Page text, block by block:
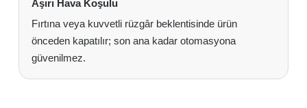
Aşırı Hava Koşulu
Fırtına veya kuvvetli rüzgâr beklentisinde ürün
önceden kapatılır; son ana kadar otomasyona
güvenilmez.